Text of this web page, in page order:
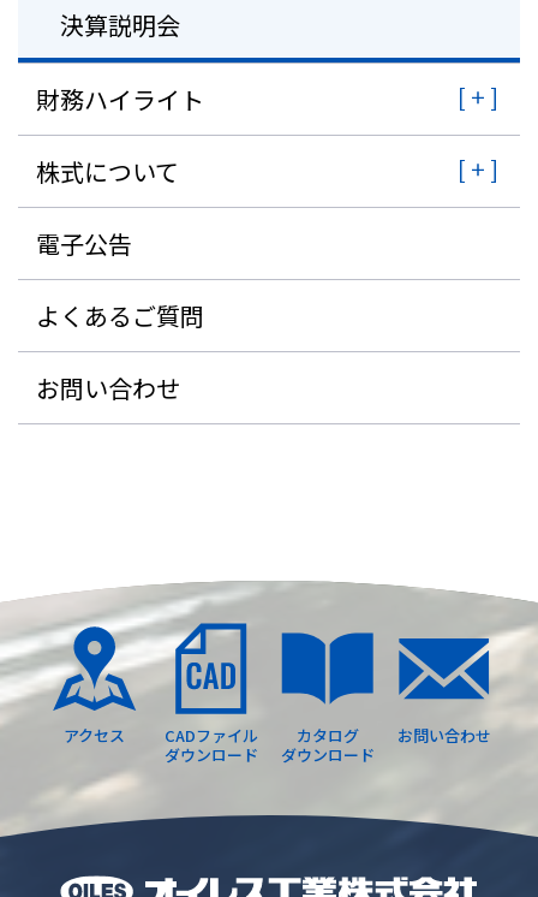
決算説明会
財務ハイライト
株式について
電子公告
よくあるご質問
お問い合わせ
アクセス
CADファイル
ダウンロード
カタログ
ダウンロード
お問い合わせ